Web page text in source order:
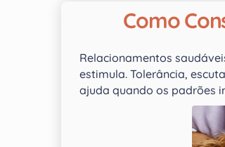
Como
Relacionamentos
estimula. Tolerância,
ajuda quando os padrões